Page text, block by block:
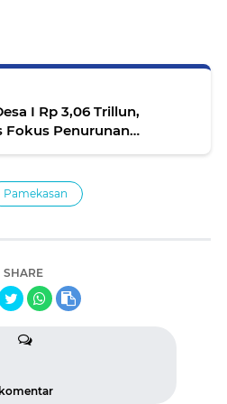
I Rp 3,06 Trillun,
Fokus Penurunan
Pamekasan
SHARE
komentar